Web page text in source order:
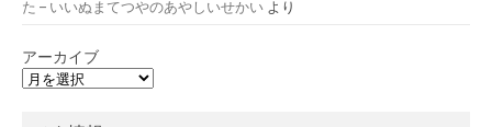
た – いいぬまてつやのあやしいせかい より
アーカイブ